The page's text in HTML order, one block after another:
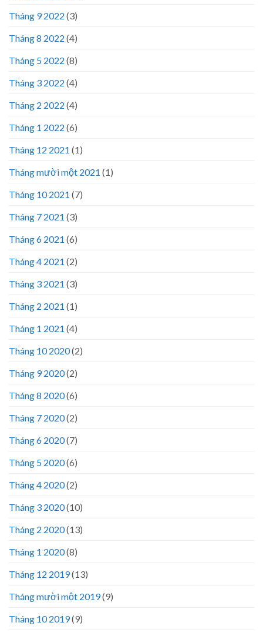
Tháng 9 2022 (3)
Tháng 8 2022 (4)
Tháng 5 2022 (8)
Tháng 3 2022 (4)
Tháng 2 2022 (4)
Tháng 1 2022 (6)
Tháng 12 2021 (1)
Tháng mười một 2021 (1)
Tháng 10 2021 (7)
Tháng 7 2021 (3)
Tháng 6 2021 (6)
Tháng 4 2021 (2)
Tháng 3 2021 (3)
Tháng 2 2021 (1)
Tháng 1 2021 (4)
Tháng 10 2020(2)
Tháng 9 2020(2)
Tháng 8 2020(6)
Tháng 7 2020(2)
Tháng 6 2020(7)
Tháng 5 2020(6)
Tháng 4 2020(2)
Tháng 3 2020(10)
Tháng 2 2020(13)
Tháng 1 2020(8)
Tháng 12 2019(13)
Tháng mười một 2019(9)
Tháng 10 2019(9)